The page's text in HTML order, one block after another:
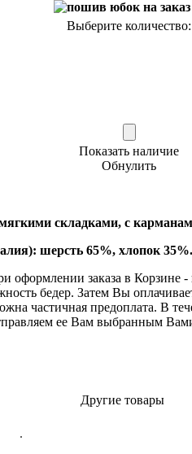
Выберите количество:
Показать наличие
Обнулить
складками, с
шерсть 65%, хлопок
заказа в Корзине
бедер. Затем Вы
частичная предоплата. В
ее Вам выбранным
Другие товары